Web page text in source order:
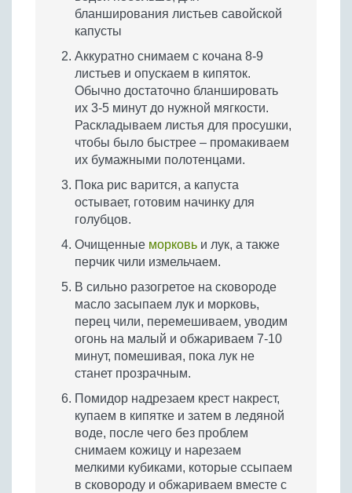
бланширования листьев савойской
капусты
Аккуратно снимаем с кочана 8-9
листьев и опускаем в кипяток.
Обычно достаточно бланшировать
их 3-5 минут до нужной мягкости.
Раскладываем листья для просушки,
чтобы было быстрее – промакиваем
их бумажными полотенцами.
Пока рис варится, а капуста
остывает, готовим начинку для
голубцов.
Очищенные морковь и лук, а также
перчик чили измельчаем.
В сильно разогретое на сковороде
масло засыпаем лук и морковь,
перец чили, перемешиваем, уводим
огонь на малый и обжариваем 7-10
минут, помешивая, пока лук не
станет прозрачным.
Помидор надрезаем крест накрест,
купаем в кипятке и затем в ледяной
воде, после чего без проблем
снимаем кожицу и нарезаем
мелкими кубиками, которые ссыпаем
в сковороду и обжариваем вместе с